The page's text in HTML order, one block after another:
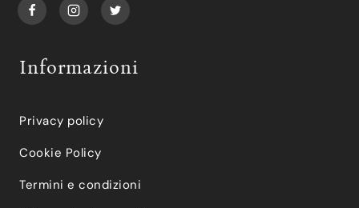
Informazioni
Privacy policy
Cookie Policy
Termini e condizioni